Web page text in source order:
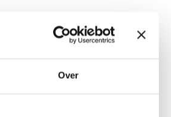
Over